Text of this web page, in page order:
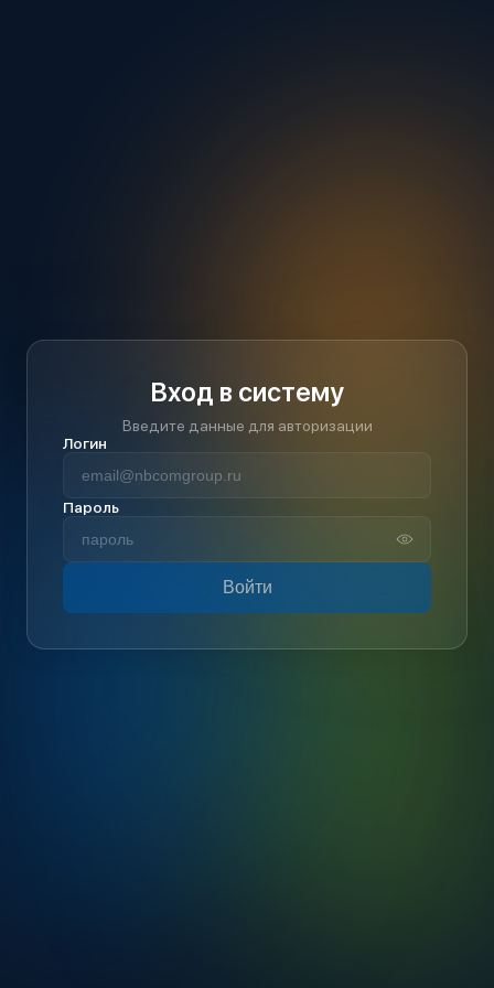
Вход в систему
Введите данные для авторизации
Логин
Пароль
Войти